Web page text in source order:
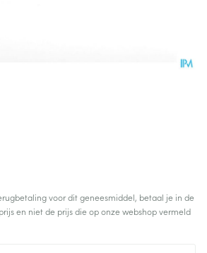
voor dit geneesmiddel, betaal je in de
en niet de prijs die op onze webshop vermeld